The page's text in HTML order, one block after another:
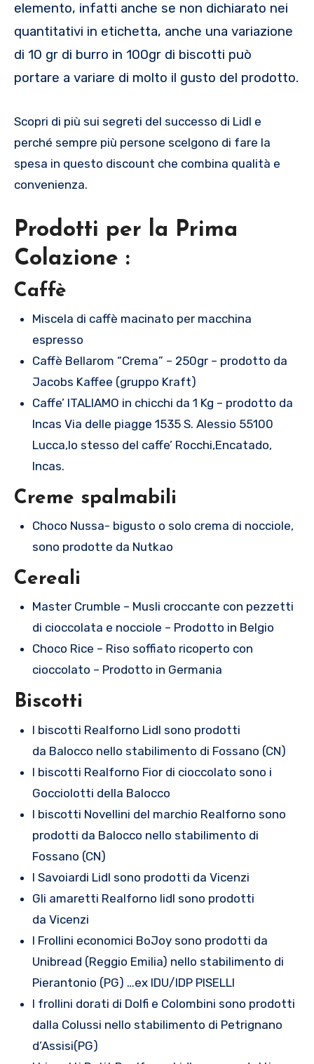
elemento, infatti anche se non dichiarato nei
quantitativi in etichetta, anche una variazione
di 10 gr di burro in 100gr di biscotti può
portare a variare di molto il gusto del prodotto.
Scopri di più sui segreti del successo di Lidl e
perché sempre più persone scelgono di fare la
spesa in questo discount che combina qualità e
convenienza.
Prodotti per la Prima
Colazione :
Caffè
Miscela di caffè macinato per macchina
espresso
Caffè Bellarom “Crema” – 250gr – prodotto da
Jacobs Kaffee (gruppo Kraft)
Caffe’ ITALIAMO in chicchi da 1 Kg – prodotto da
Incas Via delle piagge 1535 S. Alessio 55100
Lucca,lo stesso del caffe’ Rocchi,Encatado,
Incas.
Creme spalmabili
Choco Nussa- bigusto o solo crema di nocciole,
sono prodotte da Nutkao
Cereali
Master Crumble – Musli croccante con pezzetti
di cioccolata e nocciole – Prodotto in Belgio
Choco Rice – Riso soffiato ricoperto con
cioccolato – Prodotto in Germania
Biscotti
I biscotti Realforno Lidl sono prodotti
da Balocco nello stabilimento di Fossano (CN)
I biscotti Realforno Fior di cioccolato sono i
Gocciolotti della Balocco
I biscotti Novellini del marchio Realforno sono
prodotti da Balocco nello stabilimento di
Fossano (CN)
I Savoiardi Lidl sono prodotti da Vicenzi
Gli amaretti Realforno lidl sono prodotti
da Vicenzi
I Frollini economici BoJoy sono prodotti da
Unibread (Reggio Emilia) nello stabilimento di
Pierantonio (PG) …ex IDU/IDP PISELLI
I frollini dorati di Dolfi e Colombini sono prodotti
dalla Colussi nello stabilimento di Petrignano
d’Assisi(PG)